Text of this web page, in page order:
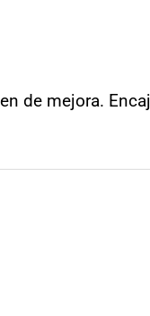
de mejora.